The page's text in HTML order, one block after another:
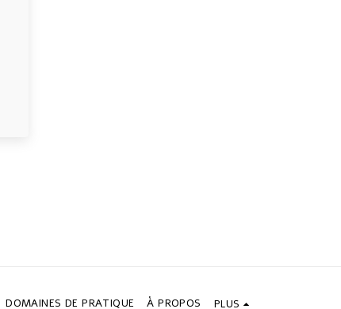
DOMAINES DE PRATIQUE À PROPOS PLUS